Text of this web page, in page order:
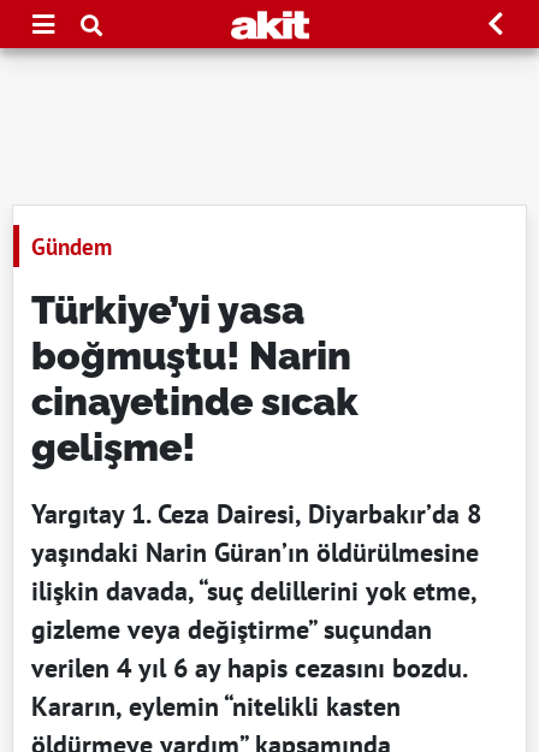
Gündem
Türkiye’yi yasa
boğmuştu! Narin
cinayetinde sıcak
gelişme!
Yargıtay 1. Ceza Dairesi, Diyarbakır’da 8
yaşındaki Narin Güran’ın öldürülmesine
ilişkin davada, “suç delillerini yok etme,
gizleme veya değiştirme” suçundan
verilen 4 yıl 6 ay hapis cezasını bozdu.
Kararın, eylemin “nitelikli kasten
öldürmeye yardım” kapsamında